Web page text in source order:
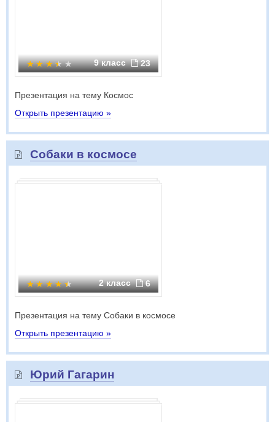
9 класс 23
Презентация на тему Космос
Открыть презентацию »
Собаки в космосе
2 класс 6
Презентация на тему Собаки в космосе
Открыть презентацию »
Юрий Гагарин